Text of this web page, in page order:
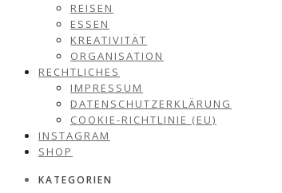
REISEN
ESSEN
KREATIVITÄT
ORGANISATION
RECHTLICHES
IMPRESSUM
DATENSCHUTZERKLÄRUNG
COOKIE-RICHTLINIE (EU)
INSTAGRAM
SHOP
KATEGORIEN